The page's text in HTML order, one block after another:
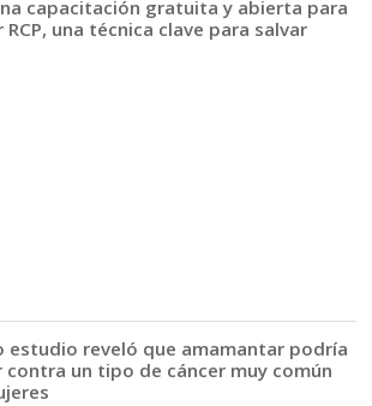
capacitación gratuita y abierta para
RCP, una técnica clave para salvar
estudio reveló que amamantar podría
un tipo de cáncer muy común